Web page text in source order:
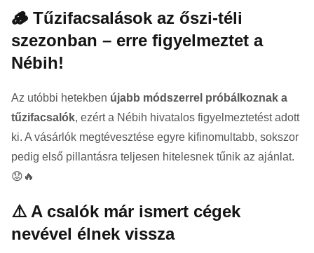
🪵 Tűzifacsalások az őszi-téli
szezonban – erre figyelmeztet a
Nébih!
Az utóbbi hetekben újabb módszerrel próbálkoznak a
tűzifacsalók, ezért a Nébih hivatalos figyelmeztetést adott
ki. A vásárlók megtévesztése egyre kifinomultabb, sokszor
pedig első pillantásra teljesen hitelesnek tűnik az ajánlat.
😟🔥
⚠️ A csalók már ismert cégek
nevével élnek vissza